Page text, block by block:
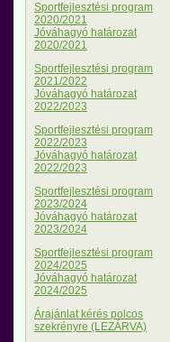
Sportfejlesztési program
2020/2021
Jóváhagyó határozat
2020/2021
Sportfejlesztési program
2021/2022
Jóváhagyó határozat
2022/2023
Sportfejlesztési program
2022/2023
Jóváhagyó határozat
2022/2023
Sportfejlesztési program
2023/2024
Jóváhagyó határozat
2023/2024
Sportfejlesztési program
2024/2025
Jóváhagyó határozat
2024/2025
Árajánlat kérés polcos
szekrényre (LEZÁRVA)